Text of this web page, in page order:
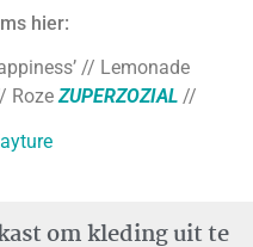
hier:
// Lemonade
Roze ZUPERZOZIAL //
om kleding uit te